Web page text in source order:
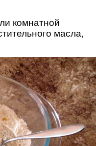
комнатной
масла,